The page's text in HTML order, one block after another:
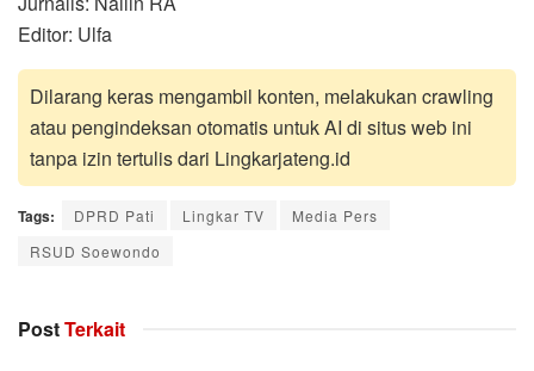
Editor: Ulfa
Dilarang keras mengambil konten, melakukan crawling
atau pengindeksan otomatis untuk AI di situs web ini
tanpa izin tertulis dari Lingkarjateng.id
Tags: DPRD Pati Lingkar TV
Media Pers
RSUD Soewondo
PostTerkait